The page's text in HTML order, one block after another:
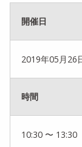
開催日
2019年05月26
時間
10:30 〜 13:30